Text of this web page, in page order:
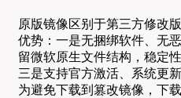
原版镜像区别于第三方修改
优势：一是无捆绑软件、无
留微软原生文件结构，稳定
三是支持官方激活、系统更
为避免下载到篡改镜像，下